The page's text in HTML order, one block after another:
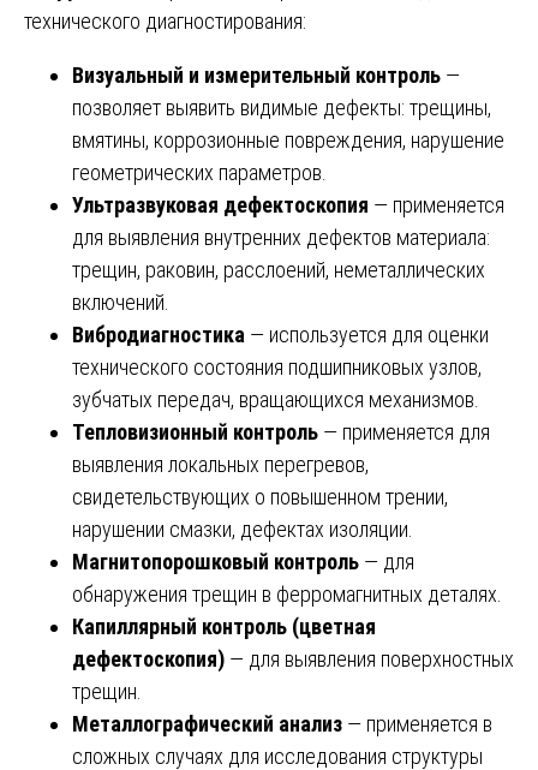
технического диагностирования:
Визуальный и измерительный контроль —
позволяет выявить видимые дефекты: трещины,
вмятины, коррозионные повреждения, нарушение
геометрических параметров.
Ультразвуковая дефектоскопия — применяется
для выявления внутренних дефектов материала:
трещин, раковин, расслоений, неметаллических
включений.
Вибродиагностика — используется для оценки
технического состояния подшипниковых узлов,
зубчатых передач, вращающихся механизмов.
Тепловизионный контроль — применяется для
выявления локальных перегревов,
свидетельствующих о повышенном трении,
нарушении смазки, дефектах изоляции.
Магнитопорошковый контроль — для
обнаружения трещин в ферромагнитных деталях.
Капиллярный контроль (цветная
дефектоскопия) — для выявления поверхностных
трещин.
Металлографический анализ — применяется в
сложных случаях для исследования структуры